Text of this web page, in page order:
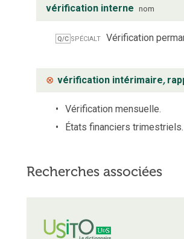
vérification interne nom
Q/C spécialt Vérification
⊗ vérification intérimaire,
Vérification mensuelle.
États financiers trimestriels.
Recherches associées